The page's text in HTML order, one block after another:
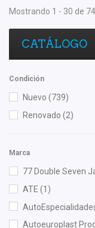
Mostrando 1 - 30 de
CATÁLOGO
Condición
Nuevo (739)
Renovado (2)
Marca
77 Double Seven
ATE (1)
Autoeuroplast